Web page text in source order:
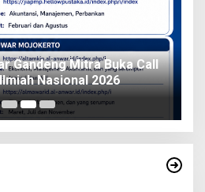
Gandeng Mitra Buka Call
Nasional 2026